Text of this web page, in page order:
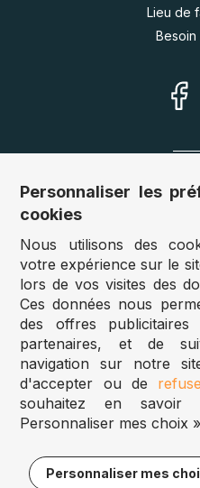
13,95€
Lieu de
Autriche :
Belgique :
Royaume Uni :
Accès
Vous avez
Vous souhaitez
Personnaliser les
cookies
Nous utilisons des
votre expérience sur le
lors de vos visites des
Ces données nous
des offres publicitaires
partenaires, et de
navigation sur notre
d'accepter ou de
souhaitez en
Personnaliser mes choix
Personnaliser mes